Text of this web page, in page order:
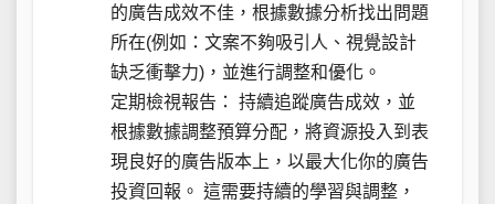
的廣告成效不佳，根據數據分析找出問題
所在(例如：文案不夠吸引人、視覺設計
缺乏衝擊力)，並進行調整和優化。
定期檢視報告： 持續追蹤廣告成效，並
根據數據調整預算分配，將資源投入到表
現良好的廣告版本上，以最大化你的廣告
投資回報。 這需要持續的學習與調整，